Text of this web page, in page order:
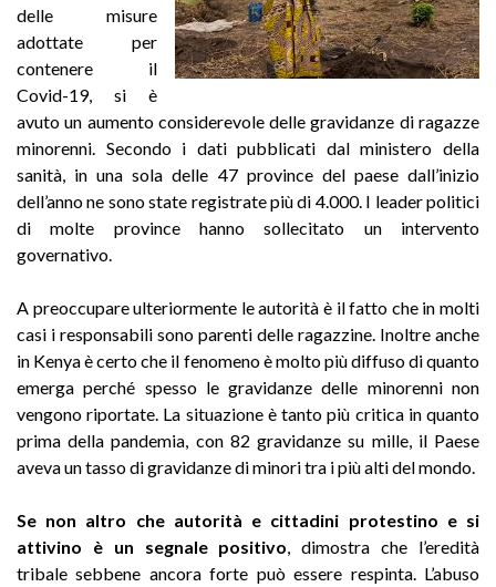
delle misure
adottate per
contenere il
Covid-19, si è
avuto un aumento considerevole delle gravidanze di ragazze
minorenni. Secondo i dati pubblicati dal ministero della
sanità, in una sola delle 47 province del paese dall’inizio
dell’anno ne sono state registrate più di 4.000. I leader politici
di molte province hanno sollecitato un intervento
governativo.
A preoccupare ulteriormente le autorità è il fatto che in molti
casi i responsabili sono parenti delle ragazzine. Inoltre anche
in Kenya è certo che il fenomeno è molto più diffuso di quanto
emerga perché spesso le gravidanze delle minorenni non
vengono riportate. La situazione è tanto più critica in quanto
prima della pandemia, con 82 gravidanze su mille, il Paese
aveva un tasso di gravidanze di minori tra i più alti del mondo.
Se non altro che autorità e cittadini protestino e si
attivino è un segnale positivo , dimostra che l’eredità
tribale sebbene ancora forte può essere respinta. L’abuso